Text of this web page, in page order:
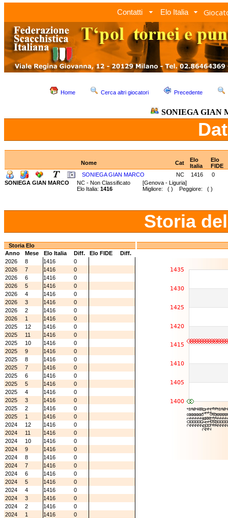
Contatti Elo Italia
Home Cerca altri giocatori Precedente
SONIEGA GIAN
Nome Cat
Elo
Italia
Elo
FIDE
SONIEGA GIAN MARCO
NC 1416
0
SONIEGA GIAN MARCO
NC - Non Classificato [Genova - Liguria]
Elo Italia: 1416 Migliore: ( ) Peggiore: ( )
Storia
Storia Elo
Anno
Mese Elo Italia Diff. Elo FIDE
Diff.
2026
8 1416
0
2026
7 1416
0
2026
6 1416
0
2026
5 1416
0
2026
4 1416
0
2026
3 1416
0
2026
2 1416
0
2026
1 1416
0
2025
12 1416
0
2025
11 1416
0
2025
10 1416
0
2025
9 1416
0
2025
8 1416
0
2025
7 1416
0
2025
6 1416
0
2025
5 1416
0
2025
4 1416
0
2025
3 1416
0
2025
2 1416
0
2025
1 1416
0
2024
12 1416
0
2024
11 1416
0
2024
10 1416
0
2024
9 1416
0
2024
8 1416
0
2024
7 1416
0
2024
6 1416
0
2024
5 1416
0
2024
4 1416
0
2024
3 1416
0
2024
2 1416
0
2024
1 1416
0